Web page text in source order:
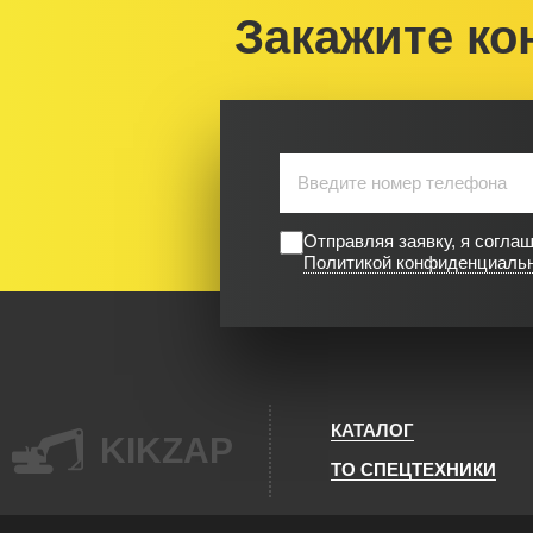
Закажите
Отправляя заявку, я
Политикой
KIKZAP
КАТАЛОГ
ТО СПЕЦТЕХНИКИ